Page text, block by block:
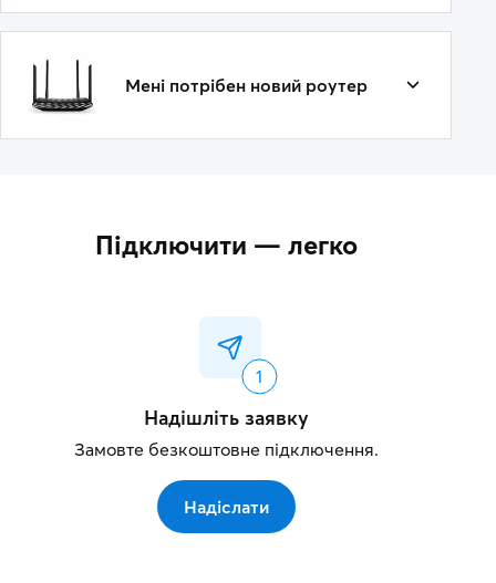
Мені потрібен новий роутер
Підключити — легко
Надішліть заявку
Замовте безкоштовне підключення.
Надіслати